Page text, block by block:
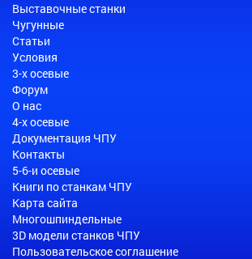
Выставочные станки
Чугунные
Статьи
Условия
3-х осевые
Форум
О нас
4-х осевые
Документация ЧПУ
Контакты
5-6-и осевые
Книги по станкам ЧПУ
Карта сайта
Многошпиндельные
3D модели станков ЧПУ
Пользовательское соглашение